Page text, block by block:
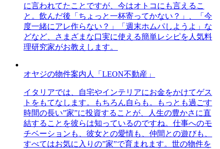
に言われてたことですが、今はオトコにも言えるこ
と。飲んだ後「ちょっと一杯寄ってかない？」、「今
度一緒にアレ作らない？」「週末ホムパしようよ」な
どなど、さまざまな口実に使える簡単レシピを人気料
理研究家がお教えします。
オヤジの物件案内人「LEON不動産」
イタリアでは、自宅やインテリアにお金をかけてゲス
トをもてなします。もちろん自らも。もっとも過ごす
時間の長い”家”に投資することが、人生の豊かさに直
結することを彼らは知っているのですね。仕事へのモ
チベーションも、彼女との愛情も、仲間との遊びも、
すべてはお気に入りの”家”で育まれます。世の物件を